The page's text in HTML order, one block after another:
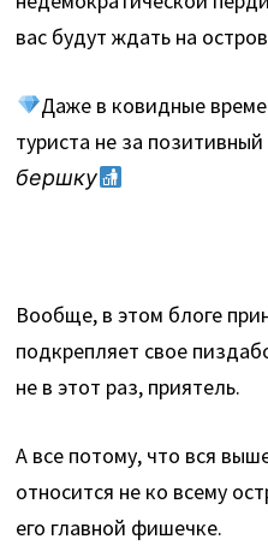
вас будут ждать на
Даже в ковидные
туриста не за
бершку
Вообще, в этом блоге
подкрепляет свое
не в этот раз, приятель.
А все потому, что вся
относится не ко всему
его главной фишечке.